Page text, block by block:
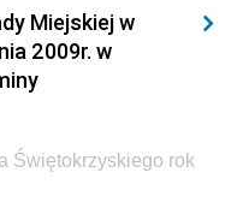
Przemysłu
Rolnictwa i
Pracy i Polityki
Miejskiej w
2009r. w
Świętokrzyskiego rok